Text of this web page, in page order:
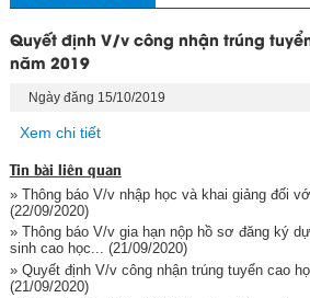
Quyết định V/v công nhận trúng
năm 2019
Ngày đăng 15/10/2019
Xem chi tiết
Tin bài liên quan
» Thông báo V/v nhập học và khai giảng đối
(22/09/2020)
» Thông báo V/v gia hạn nộp hồ sơ đăng ký
sinh cao học... (21/09/2020)
» Quyết định V/v công nhận trúng tuyển cao
(21/09/2020)